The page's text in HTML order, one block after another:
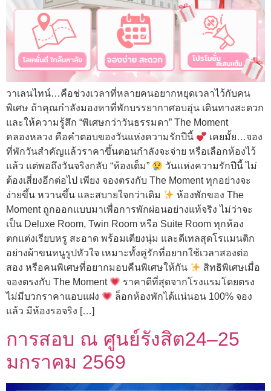
วาเลนไทน์…คือช่วงเวลาที่หลายคนอยากหยุดเวลาไว้กับคน
พิเศษ ถ้าคุณกำลังมองหาที่พักบรรยากาศอบอุ่น เดินทางสะดวก
และให้ความรู้สึก “พิเศษกว่าวันธรรมดา” The Moment
คลองหลวง คือคำตอบของวันแห่งความรักปีนี้
เคยมั้ย…จอง
ที่พักวันสำคัญแล้วราคาขึ้นตอนกำลังจะจ่าย หรือเลือกห้องไว้
แล้ว แต่พอถึงวันจริงกลับ “ห้องเต็ม”
วันแห่งความรักปีนี้ ไม่
ต้องเสี่ยงอีกต่อไป เพียง จองตรงกับ The Moment ทุกอย่างจะ
ง่ายขึ้น หวานขึ้น และสบายใจกว่าเดิม
ห้องพักของ The
Moment ถูกออกแบบมาเพื่อการพักผ่อนอย่างแท้จริง ไม่ว่าจะ
เป็น Deluxe Room, Twin Room หรือ Suite Room ทุกห้อง
ตกแต่งเรียบหรู สะอาด พร้อมเตียงนุ่ม และดีเทลสุดโรแมนติก
อย่างผ้าขนหนูรูปหัวใจ เหมาะทั้งคู่รักที่อยากใช้เวลาสองต่อ
สอง หรือคนพิเศษที่อยากมอบคืนพิเศษให้กัน
สิทธิพิเศษเมื่อ
จองตรงกับ The Moment
ราคาดีที่สุดจากโรงแรมโดยตรง
ไม่มีบวกราคาแอบแฝง
ล็อกห้องพักได้แน่นอน 100% จอง
แล้ว มีห้องรอจริง […]
การสอบ ณ ศูนย์รังสิต24–25
มกราคม 2569